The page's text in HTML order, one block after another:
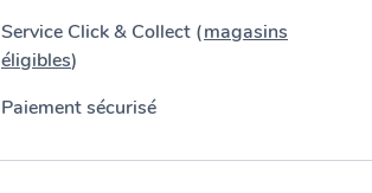
Service Click & Collect (magasins
éligibles)
Paiement sécurisé